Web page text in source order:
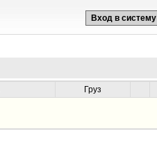
Вход в систему
Груз